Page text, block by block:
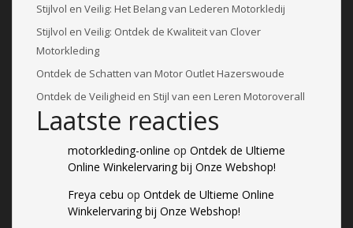
Stijlvol en Veilig: Het Belang van Lederen Motorkledij
Stijlvol en Veilig: Ontdek de Kwaliteit van Clover
Motorkleding
Ontdek de Schatten van Motor Outlet Hazerswoude
Ontdek de Veiligheid en Stijl van een Leren Motoroverall
Laatste reacties
motorkleding-online op Ontdek de Ultieme
Online Winkelervaring bij Onze Webshop!
Freya cebu op Ontdek de Ultieme Online
Winkelervaring bij Onze Webshop!